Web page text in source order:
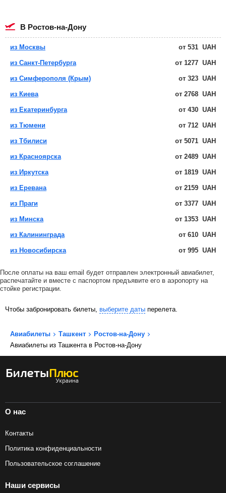
в Ростов-на-Дону
из Москвы от 531 UAH
из Санкт-Петербурга от 1277 UAH
из Симферополя (Крым) от 323 UAH
из Киева от 2768 UAH
из Екатеринбурга от 430 UAH
из Тюмени от 712 UAH
из Тбилиси от 5071 UAH
из Красноярска от 2489 UAH
из Иркутска от 1819 UAH
из Еревана от 2159 UAH
из Праги от 3377 UAH
из Минска от 1353 UAH
из Калининграда от 610 UAH
из Новосибирска от 995 UAH
После оплаты на ваш email будет отправлен электронный авиабилет,
распечатайте и вместе с паспортом предъявите его в аэропорту на
стойке регистрации.
Чтобы забронировать билеты, выберите даты перелета.
Авиабилеты Ташкент
Ростов-на-Дону
Авиабилеты из Ташкента в Ростов-на-Дону
О нас
Контакты
Политика конфиденциальности
Пользовательское соглашение
Наши сервисы